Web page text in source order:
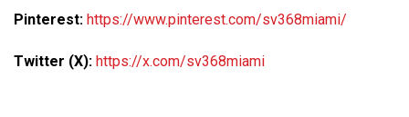
Pinterest: https://www.pinterest.com/sv368miami/
Twitter (X): https://x.com/sv368miami